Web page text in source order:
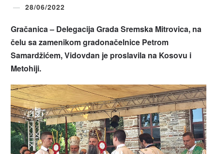
28/06/2022
Gračanica – Delegacija Grada Sremska Mitrovica, na
čelu sa zamenikom gradonačelnice Petrom
Samardžićem, Vidovdan je proslavila na Kosovu i
Metohiji.